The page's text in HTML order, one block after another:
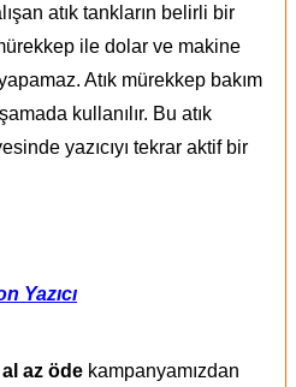
atık tankların belirli bir
ile dolar ve makine
Atık mürekkep bakım
kullanılır. Bu atık
yazıcıyı tekrar aktif bir
Yazıcı
az öde kampanyamızdan